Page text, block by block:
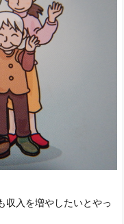
収入を増やしたいとやっ